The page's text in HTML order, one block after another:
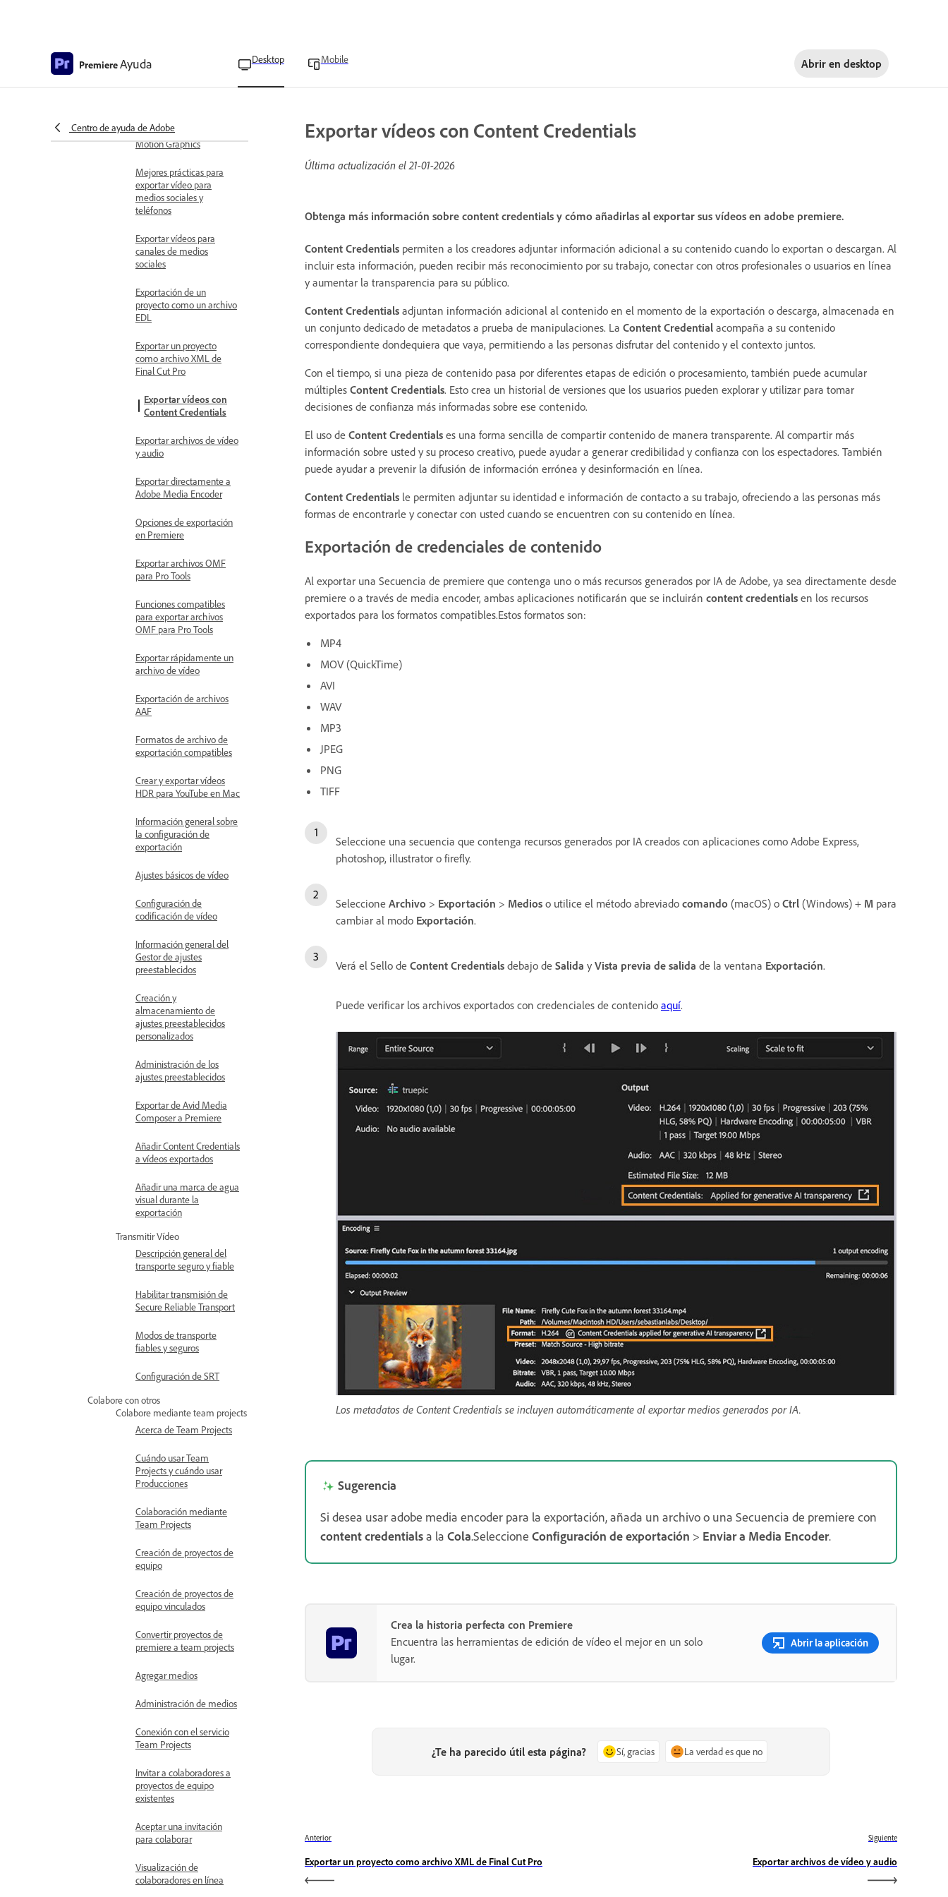
PremiereAyuda Desktop Mobile Abrir en desktop
Centro de ayuda de Adobe
subtítulos
Exportar pies de ilustración
Exportar texto desde
Motion Graphics
Mejores prácticas para
exportar vídeo para
medios sociales y
teléfonos
Exportar vídeos para
canales de medios
sociales
Exportación de un
proyecto como un archivo
EDL
Exportar un proyecto
como archivo XML de
Final Cut Pro
Exportar vídeos con
Content Credentials
Exportar archivos de vídeo
y audio
Exportar directamente a
Adobe Media Encoder
Opciones de exportación
en Premiere
Exportar archivos OMF
para Pro Tools
Funciones compatibles
para exportar archivos
OMF para Pro Tools
Exportar rápidamente un
archivo de vídeo
Exportación de archivos
AAF
Formatos de archivo de
exportación compatibles
Crear y exportar vídeos
HDR para YouTube en Mac
Información general sobre
la configuración de
exportación
Ajustes básicos de vídeo
Configuración de
codificación de vídeo
Información general del
Gestor de ajustes
preestablecidos
Creación y
almacenamiento de
ajustes preestablecidos
personalizados
Administración de los
ajustes preestablecidos
Exportar de Avid Media
Composer a Premiere
Añadir Content Credentials
a vídeos exportados
Añadir una marca de agua
visual durante la
exportación
Transmitir Vídeo
Descripción general del
transporte seguro y fiable
Habilitar transmisión de
Secure Reliable Transport
Modos de transporte
fiables y seguros
Configuración de SRT
Colabore con otros
Colabore mediante team projects
Acerca de Team Projects
Cuándo usar Team
Projects y cuándo usar
Producciones
Colaboración mediante
Team Projects
Creación de proyectos de
equipo
Creación de proyectos de
equipo vinculados
Convertir proyectos de
premiere a team projects
Agregar medios
Administración de medios
Conexión con el servicio
Team Projects
Invitar a colaboradores a
proyectos de equipo
existentes
Aceptar una invitación
para colaborar
Visualización de
colaboradores en línea
Exportar vídeos con Content Credentials
Última actualización el21-01-2026
Obtenga más información sobre content credentials y cómo añadirlas al exportar sus vídeos en adobe premiere.
Content Credentials permiten a los creadores adjuntar información adicional a su contenido cuando lo exportan o descargan. Al
incluir esta información, pueden recibir más reconocimiento por su trabajo, conectar con otros profesionales o usuarios en línea
y aumentar la transparencia para su público.
Content Credentials adjuntan información adicional al contenido en el momento de la exportación o descarga, almacenada en
un conjunto dedicado de metadatos a prueba de manipulaciones. La Content Credential acompaña a su contenido
correspondiente dondequiera que vaya, permitiendo a las personas disfrutar del contenido y el contexto juntos.
Con el tiempo, si una pieza de contenido pasa por diferentes etapas de edición o procesamiento, también puede acumular
múltiples Content Credentials. Esto crea un historial de versiones que los usuarios pueden explorar y utilizar para tomar
decisiones de confianza más informadas sobre ese contenido.
El uso de Content Credentials es una forma sencilla de compartir contenido de manera transparente. Al compartir más
información sobre usted y su proceso creativo, puede ayudar a generar credibilidad y confianza con los espectadores. También
puede ayudar a prevenir la difusión de información errónea y desinformación en línea.
Content Credentials le permiten adjuntar su identidad e información de contacto a su trabajo, ofreciendo a las personas más
formas de encontrarle y conectar con usted cuando se encuentren con su contenido en línea.
Exportación de credenciales de contenido
Al exportar una Secuencia de premiere que contenga uno o más recursos generados por IA de Adobe, ya sea directamente desde
premiere o a través de media encoder, ambas aplicaciones notificarán que se incluirán content credentials en los recursos
exportados para los formatos compatibles.Estos formatos son:
MP4
MOV (QuickTime)
AVI
WAV
MP3
JPEG
PNG
TIFF
Seleccione una secuencia que contenga recursos generados por IA creados con aplicaciones como Adobe Express,
photoshop, illustrator o firefly.
Seleccione Archivo > Exportación > Medios o utilice el método abreviado comando (macOS) o Ctrl (Windows) + M para
cambiar al modo Exportación.
Verá el Sello de Content Credentials debajo de Salida y Vista previa de salida de la ventana Exportación.
Puede verificar los archivos exportados con credenciales de contenido aquí.
Los metadatos de Content Credentials se incluyen automáticamente al exportar medios generados por IA.
Sugerencia
Si desea usar adobe media encoder para la exportación, añada un archivo o una Secuencia de premiere con
content credentialsa la Cola.Seleccione Configuración de exportación > Enviar a Media Encoder.
Crea la historia perfecta con Premiere
Encuentra las herramientas de edición de vídeo el mejor en un solo
lugar.
Abrir la aplicación
¿Te ha parecido útil esta página? Sí, gracias La verdad es que no
Anterior
Exportar un proyecto como archivo XML de Final Cut Pro
Siguiente
Exportar archivos de vídeo y audio